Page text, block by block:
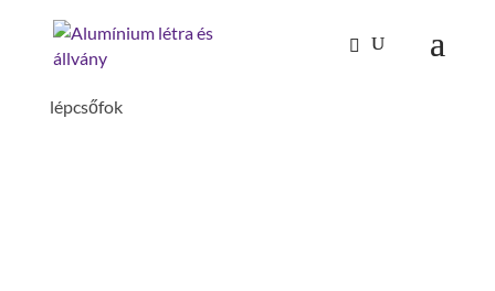
Kezdőlap/Mászástechnika
Lépcső dobogóval 45°
lépcsőfok